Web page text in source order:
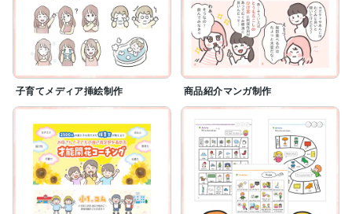
子育てメディア挿絵制作 商品紹介マンガ制作